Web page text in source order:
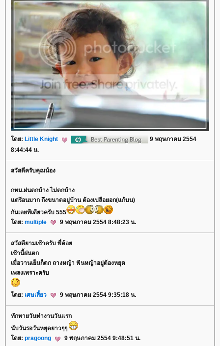
ดย: Little Knight
9 พฤษภาคม 2554
8:44:44 น.
สวัสดีครับคุณน้อง
กทม.ฝนตกบ้าง ไม่ตกบ้าง
ต่ร้อนมาก ถึงขนาดอยู่บ้าน ต้องเปลือยอก(แก้บน)
กันเลยทีเดียวครับ 555
ดย: multiple 9 พฤษภาคม 2554 8:48:23 น.
สวัสดียามเช้าครับ พี่ต้อ
เช้านี้ฝนตก
เมื่อวานเย็นก็ตก ถางหญ้า ฟันหญ้าอยู่ต้องหยุด
เพลงเพราะครับ
ดย: เศษเสี้ยว 9 พฤษภาคม 2554 9:35:18 น.
ทักทายวันทำงานวันแรก
นับวันรอวันหยุดยาวๆๆ
ดย: pragoong 9 พฤษภาคม 2554 9:48:51 น.